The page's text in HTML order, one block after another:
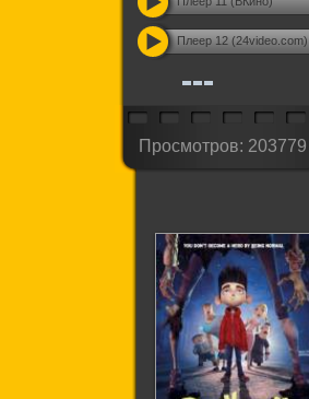
Плеер 12 (24video.com)
Просмотров: 203779